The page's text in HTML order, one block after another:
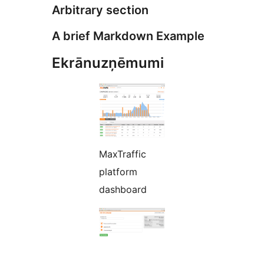
Arbitrary section
A brief Markdown Example
Ekrānuzņēmumi
MaxTraffic
platform
dashboard